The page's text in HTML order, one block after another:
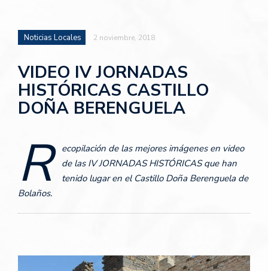
Noticias Locales 2 noviembre, 2018
VIDEO IV JORNADAS
HISTÓRICAS CASTILLO
DOÑA BERENGUELA
R
ecopilación de las mejores imágenes en video
de las IV JORNADAS HISTÓRICAS que han
tenido lugar en el Castillo Doña Berenguela de
Bolaños.